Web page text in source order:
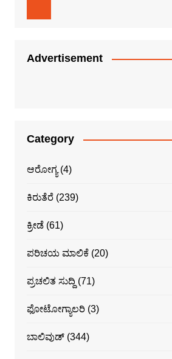
Advertisement
Category
ಆರೋಗ್ಯ(4)
ಕಿರುತೆರೆ(239)
ಕ್ರೀಡೆ(61)
ಪರಿಚಯ ಮಾಲಿಕೆ(20)
ಪ್ರಚಲಿತ ಸುದ್ದಿ (71)
ಫೋಟೋಗ್ಯಾಲರಿ(3)
ಬಾಲಿವುಡ್(344)